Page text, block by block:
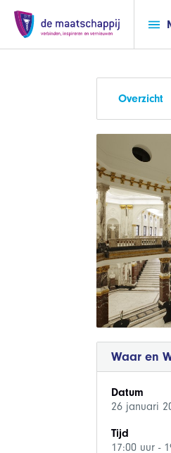
Overzicht
Waar en
Datum
26 januari
Tijd
17:00 uur -